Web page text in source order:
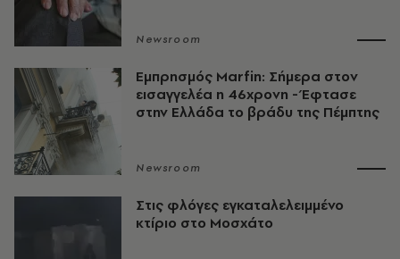
Newsroom
Εμπρησμός Marfin: Σήμερα στον
εισαγγελέα η 46χρονη - Έφτασε
στην Ελλάδα το βράδυ της Πέμπτης
Newsroom
Στις φλόγες εγκαταλελειμμένο
κτίριο στο Μοσχάτο